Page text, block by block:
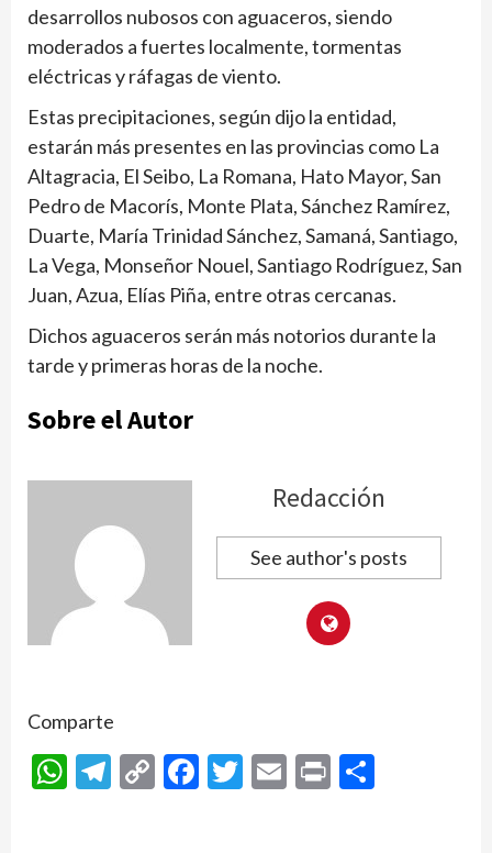
desarrollos nubosos con aguaceros, siendo
moderados a fuertes localmente, tormentas
eléctricas y ráfagas de viento.
Estas precipitaciones, según dijo la entidad,
estarán más presentes en las provincias como La
Altagracia, El Seibo, La Romana, Hato Mayor, San
Pedro de Macorís, Monte Plata, Sánchez Ramírez,
Duarte, María Trinidad Sánchez, Samaná, Santiago,
La Vega, Monseñor Nouel, Santiago Rodríguez, San
Juan, Azua, Elías Piña, entre otras cercanas.
Dichos aguaceros serán más notorios durante la
tarde y primeras horas de la noche.
Sobre el Autor
Redacción
See author's posts
Comparte
WhatsApp
Telegram
CopyFacebook
Twitter
Email
Print